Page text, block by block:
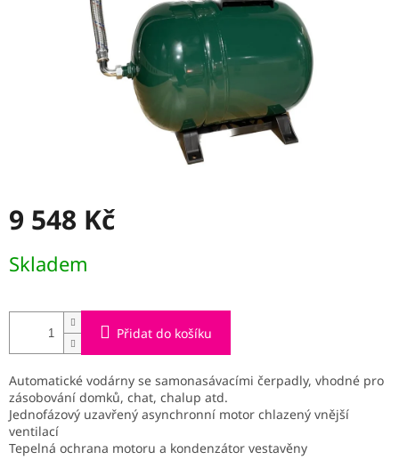
9 548 Kč
cena:
Skladem
Přidat do košíku
Automatické vodárny se samonasávacími čerpadly, vhodné pro
zásobování domků, chat, chalup atd.
Jednofázový uzavřený asynchronní motor chlazený vnější
ventilací
Tepelná ochrana motoru a kondenzátor vestavěny